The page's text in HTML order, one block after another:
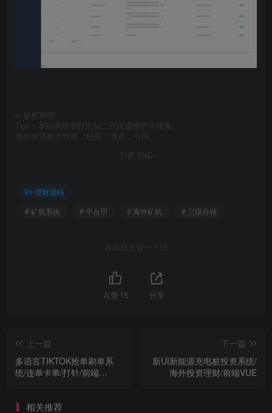
版权声明
Tips：本站承接项目定制二开搭建维护等服务
海外资源整合对接，粉商，通道，号商
THE END
理财源码
# 矿机系统
# 平台币 # 海外矿机 # 三级分销
喜欢就支持一下吧
点赞 15 分享
上一篇
多语言TIKTOK抢单刷单系
统/连单卡单/打针/前端
下一篇
新UI新能源充电桩投资系统/
海外投资理财/前端VUE
相关推荐